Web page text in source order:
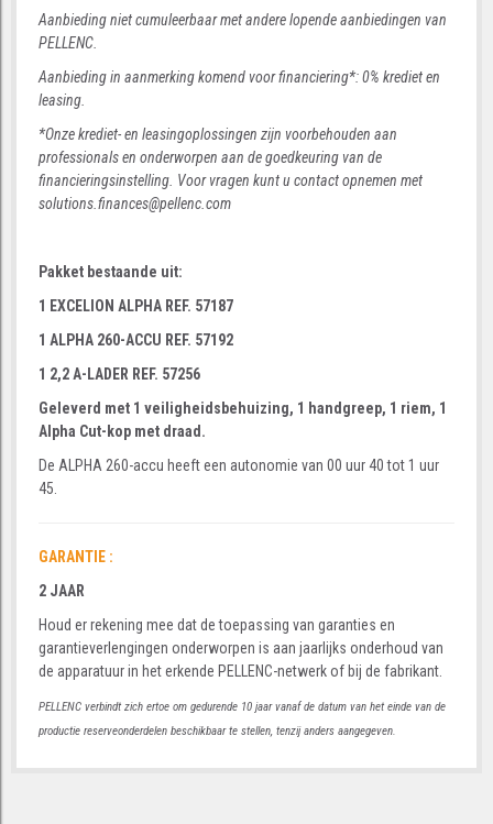
Aanbieding niet cumuleerbaar met andere lopende aanbiedingen van
PELLENC.
Aanbieding in aanmerking komend voor financiering*: 0% krediet en
leasing.
*Onze krediet- en leasingoplossingen zijn voorbehouden aan
professionals en onderworpen aan de goedkeuring van de
financieringsinstelling. Voor vragen kunt u contact opnemen met
solutions.finances@pellenc.com
Pakket bestaande uit:
1 EXCELION ALPHA REF. 57187
1 ALPHA 260-ACCU REF. 57192
1 2,2 A-LADER REF. 57256
Geleverd met 1 veiligheidsbehuizing, 1 handgreep, 1 riem, 1
Alpha Cut-kop met draad.
De ALPHA 260-accu heeft een autonomie van 00 uur 40 tot 1 uur
45.
GARANTIE :
2 JAAR
Houd er rekening mee dat de toepassing van garanties en
garantieverlengingen onderworpen is aan jaarlijks onderhoud van
de apparatuur in het erkende PELLENC-netwerk of bij de fabrikant.
PELLENC verbindt zich ertoe om gedurende 10 jaar vanaf de datum van het einde van de
productie reserveonderdelen beschikbaar te stellen, tenzij anders aangegeven.